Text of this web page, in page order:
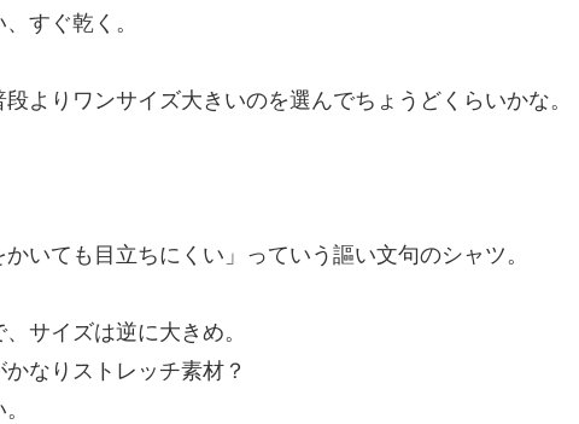
すぐ乾く。
よりワンサイズ大きいのを選んでちょうどくらいかな。
いても目立ちにくい」っていう謳い文句のシャツ。
サイズは逆に大きめ。
なりストレッチ素材？